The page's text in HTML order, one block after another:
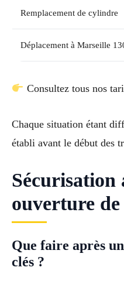
Remplacement de cylindre
Déplacement à Marseille
Consultez tous nos
Chaque situation étant
établi avant le début des
Sécurisation
ouverture
Que faire après
clés ?